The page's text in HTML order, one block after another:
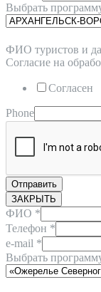
Выбрать
ФИО туристов и
Согласие на
Согласен
Phone
Отправить
ЗАКРЫТЬ
ФИО *
Телефон *
e-mail *
Выбрать